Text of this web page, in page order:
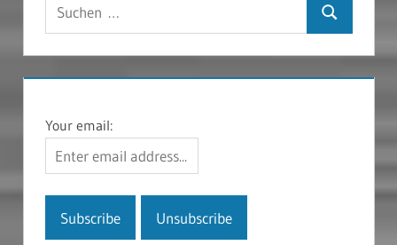
Suchen
Your email: